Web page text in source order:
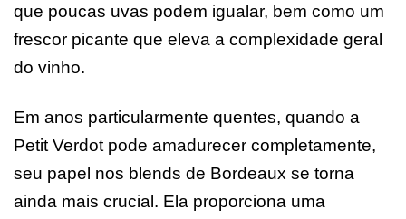
que poucas uvas podem igualar, bem como um
frescor picante que eleva a complexidade geral
do vinho.
Em anos particularmente quentes, quando a
Petit Verdot pode amadurecer completamente,
seu papel nos blends de Bordeaux se torna
ainda mais crucial. Ela proporciona uma